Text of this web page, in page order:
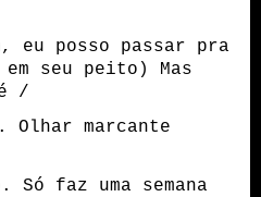
eu posso passar pra
seu peito) Mas
/
Olhar marcante
faz uma semana